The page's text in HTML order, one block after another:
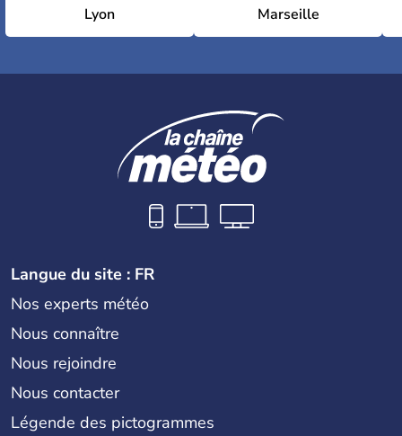
Lyon Marseille
Langue du site : FR
Nos experts météo
Nous connaître
Nous rejoindre
Nous contacter
Légende des pictogrammes